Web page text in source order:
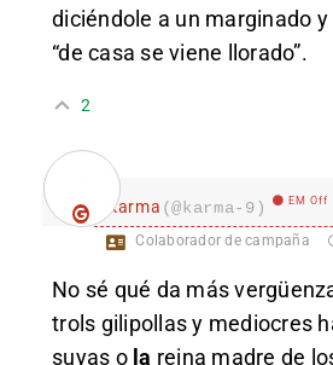
diciéndole a un marginado
“de casa se viene llorado”.
2
karma (@karma-9) EM Off
Colaborador de campaña
No sé qué da más
trols gilipollas y mediocres
suyas o la reina madre de